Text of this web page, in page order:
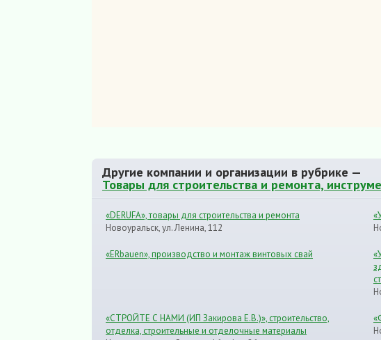
Другие компании и организации в рубрике —
Товары для строительства и ремонта,
«DERUFA», товары для строительства и ремонта
Новоуральск, ул. Ленина, 112
«ERbauen», производство и монтаж винтовых свай
«СТРОЙТЕ С НАМИ (ИП Закирова Е.В.)», строительство,
отделка, строительные и отделочные материалы